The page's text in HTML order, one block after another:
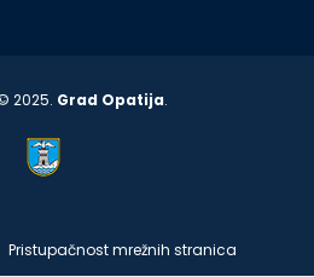
2025. Grad Opatija.
Pristupačnost mrežnih stranica